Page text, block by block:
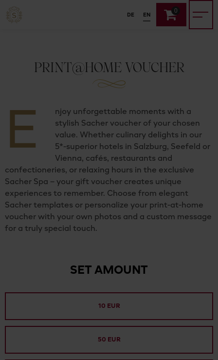
DE EN
0
PRINT@HOME VOUCHER
E
njoy unforgettable moments with a
stylish Sacher voucher of your chosen
value. Whether culinary delights in our
5*-superior hotels in Salzburg, Seefeld or
Vienna, cafés, restaurants and
confectioneries, or relaxing hours in the exclusive
Sacher Spa – your gift voucher creates unique
experiences to remember. Choose from elegant
Sacher templates or personalize your print-at-home
voucher with your own photos and a custom message
for a truly special touch.
SET AMOUNT
10 EUR
50 EUR